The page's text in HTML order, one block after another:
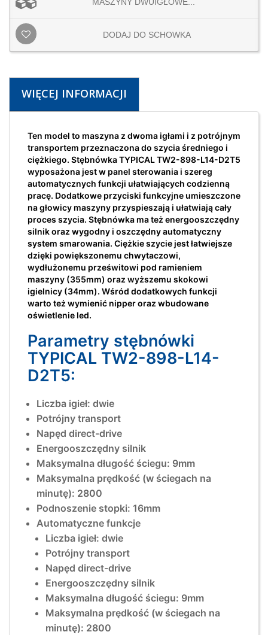
MASZYNY DWUIGŁOWE...
DODAJ DO SCHOWKA
WIĘCEJ INFORMACJI
Ten model to maszyna z dwoma igłami i z potrójnym
transportem przeznaczona do szycia średniego i
ciężkiego. Stębnówka TYPICAL TW2-898-L14-D2T5
wyposażona jest w panel sterowania i szereg
automatycznych funkcji ułatwiających codzienną
pracę. Dodatkowe przyciski funkcyjne umieszczone
na głowicy maszyny przyspieszają i ułatwiają cały
proces szycia. Stębnówka ma też energooszczędny
silnik oraz wygodny i oszczędny automatyczny
system smarowania. Ciężkie szycie jest łatwiejsze
dzięki powiększonemu chwytaczowi,
wydłużonemu prześwitowi pod ramieniem
maszyny (355mm) oraz wyższemu skokowi
igielnicy (34mm). Wśród dodatkowych funkcji
warto też wymienić nipper oraz wbudowane
oświetlenie led.
Parametry stębnówki
TYPICAL TW2-898-L14-
D2T5:
Liczba igieł: dwie
Potrójny transport
Napęd direct-drive
Energooszczędny silnik
Maksymalna długość ściegu: 9mm
Maksymalna prędkość (w ściegach na
minutę): 2800
Podnoszenie stopki: 16mm
Automatyczne funkcje
Liczba igieł: dwie
Potrójny transport
Napęd direct-drive
Energooszczędny silnik
Maksymalna długość ściegu: 9mm
Maksymalna prędkość (w ściegach na
minutę): 2800